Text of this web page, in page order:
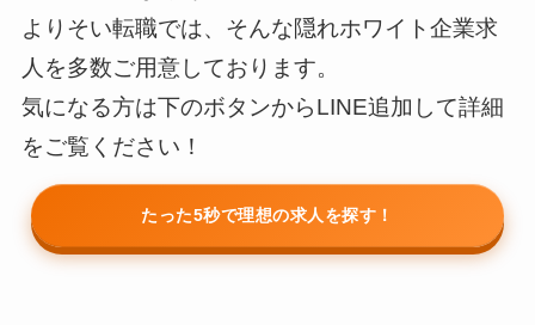
よりそい転職では、そんな隠れホワイト企業求
人を多数ご用意しております。
気になる方は下のボタンからLINE追加して詳細
をご覧ください！
たった5秒で理想の求人を探す！